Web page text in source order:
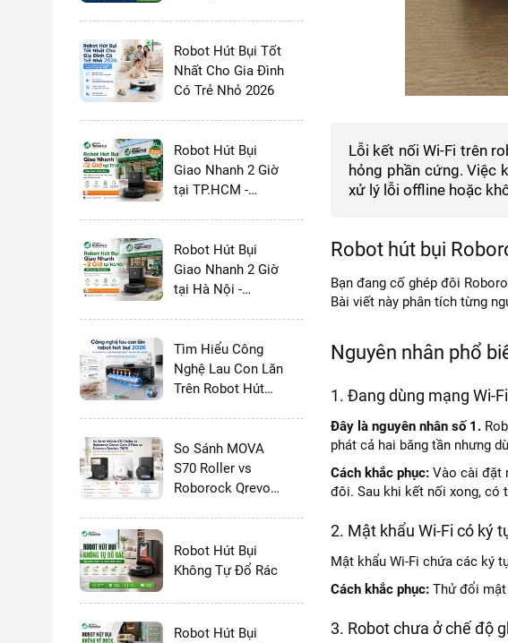
Robot Hút Bụi Tốt
Nhất Cho Gia Đình
Có Trẻ Nhỏ 2026
Robot Hút Bụi
Giao Nhanh 2 Giờ
tại TP.HCM -
Robot Hút Bụi
Giao Nhanh 2 Giờ
tại Hà Nội -
Tìm Hiểu Công
Nghệ Lau Con Lăn
Trên Robot Hút
Hơn Giẻ Xoay
Không?
So Sánh MOVA
S70 Roller vs
Roborock Qrevo
T80S - 2026
Robot Hút Bụi
Không Tự Đổ Rác
Robot Hút Bụi
Lỗi kết nối Wi-Fi trên
hỏng phần cứng. Việc
xử lý lỗi offline hoặc
Robot hút bụi
Bạn đang cố ghép đôi
Bài viết này phân tích từng
Nguyên nhân phổ
1. Đang dùng mạng Wi-
Đây là nguyên nhân số 1.
phát cả hai băng tần nhưng
Cách khắc phục:Vào cài đặt
đôi. Sau khi kết nối xong, có
2. Mật khẩu Wi-Fi có ký
Mật khẩu Wi-Fi chứa các ký
Cách khắc phục:Thử đổi mật
3. Robot chưa ở chế độ